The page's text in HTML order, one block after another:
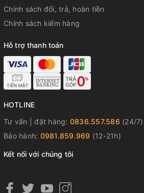
Chính sách đổi, trả, hoàn tiền
Chính sách kiểm hàng
Hỗ trợ thanh toán
HOTLINE
Tư vấn | đặt hàng: 0836.557.586 (24/7)
Bảo hành: 0981.859.969 (12-21h)
Kết nối với chúng tôi